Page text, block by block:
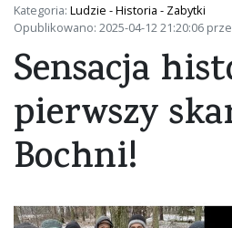
Kategoria: Ludzie - Historia - Zabytki
Opublikowano: 2025-04-12 21:20:06
Sensacja
pierwszy
Bochni!